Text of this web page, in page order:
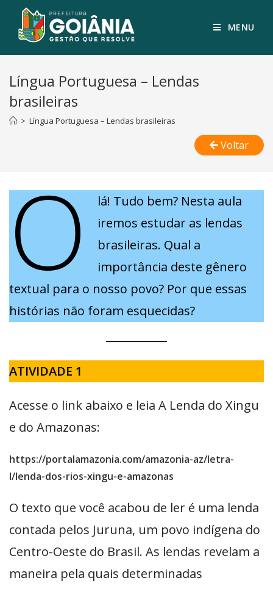
MENU
Língua Portuguesa – Lendas
brasileiras
> Língua Portuguesa – Lendas brasileiras
Voltar
O
lá! Tudo bem? Nesta aula
iremos estudar as lendas
brasileiras. Qual a
importância deste gênero
textual para o nosso povo? Por que essas
histórias não foram esquecidas?
ATIVIDADE 1
Acesse o link abaixo e leia A Lenda do Xingu
e do Amazonas:
https://portalamazonia.com/amazonia-az/letra-
l/lenda-dos-rios-xingu-e-amazonas
O texto que você acabou de ler é uma lenda
contada pelos Juruna, um povo indígena do
Centro-Oeste do Brasil. As lendas revelam a
maneira pela quais determinadas